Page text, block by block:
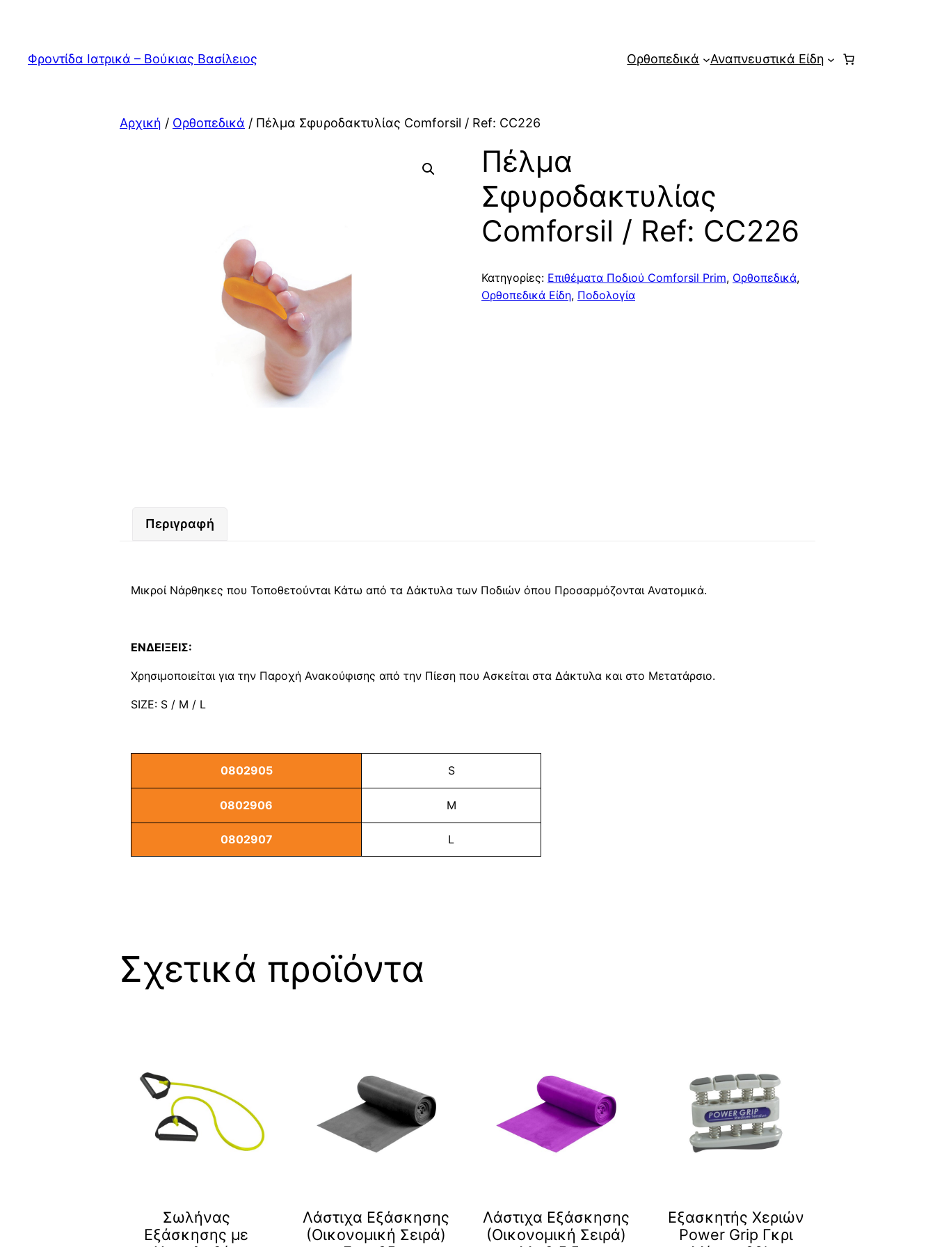
περιεχόμενο
Φροντίδα Ιατρικά – Βούκιας Βασίλειος Ορθοπεδικά Αναπνευστικά Είδη
Αρχική / Ορθοπεδικά / Πέλμα Σφυροδακτυλίας Comforsil / Ref: CC226
Πέλμα
Σφυροδακτυλίας
Comforsil / Ref: CC226
Κατηγορίες: Επιθέματα Ποδιού Comforsil Prim, Ορθοπεδικά,
Ορθοπεδικά Είδη, Ποδολογία
Περιγραφή
Μικροί Νάρθηκες που Τοποθετούνται Kάτω από τα Δάκτυλα των Ποδιών όπου Προσαρμόζονται Ανατομικά.
ΕΝΔΕΙΞΕΙΣ:
Χρησιμοποιείται για την Παροχή Ανακούφισης από την Πίεση που Ασκείται στα Δάκτυλα και στο Μετατάρσιο.
SIZE: S / M / L
0802905 S
0802906 M
0802907 L
Σχετικά προϊόντα
Σωλήνας
Εξάσκησης με
Λάστιχα Εξάσκησης
(Οικονομική Σειρά)
Λάστιχα Εξάσκησης
(Οικονομική Σειρά)
Εξασκητής Χεριών
Power Grip Γκρι